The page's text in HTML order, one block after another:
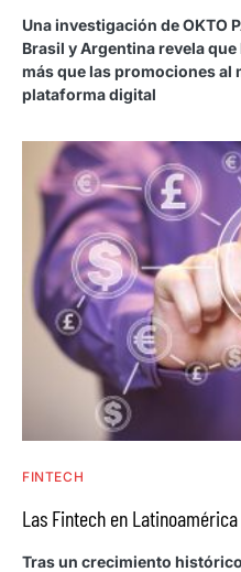
Una investigación de OKTO
Brasil y Argentina revela
más que las promociones al
plataforma digital
FINTECH
Las Fintech en
Tras un crecimiento